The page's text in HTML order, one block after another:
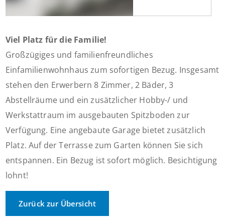
Viel Platz für die Familie!
Großzügiges und familienfreundliches
Einfamilienwohnhaus zum sofortigen Bezug. Insgesamt
stehen den Erwerbern 8 Zimmer, 2 Bäder, 3
Abstellräume und ein zusätzlicher Hobby-/ und
Werkstattraum im ausgebauten Spitzboden zur
Verfügung. Eine angebaute Garage bietet zusätzlich
Platz. Auf der Terrasse zum Garten können Sie sich
entspannen. Ein Bezug ist sofort möglich. Besichtigung
lohnt!
Zurück zur Übersicht